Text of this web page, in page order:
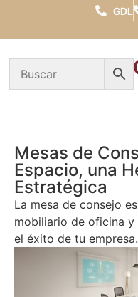
GDL
Mesas de
Espacio, una
Estratégica
La mesa de consejo
mobiliario de oficina
el éxito de tu